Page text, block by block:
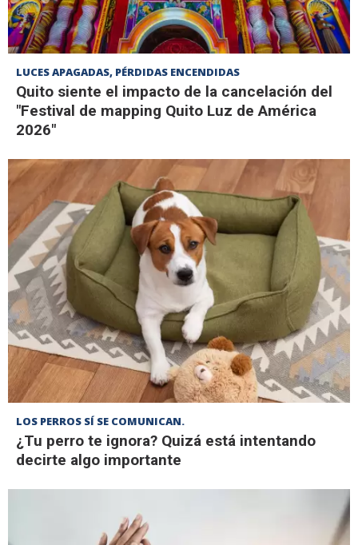
LUCES APAGADAS, PÉRDIDAS ENCENDIDAS
Quito siente el impacto de la cancelación del
"Festival de mapping Quito Luz de América
2026"
LOS PERROS SÍ SE COMUNICAN.
¿Tu perro te ignora? Quizá está intentando
decirte algo importante